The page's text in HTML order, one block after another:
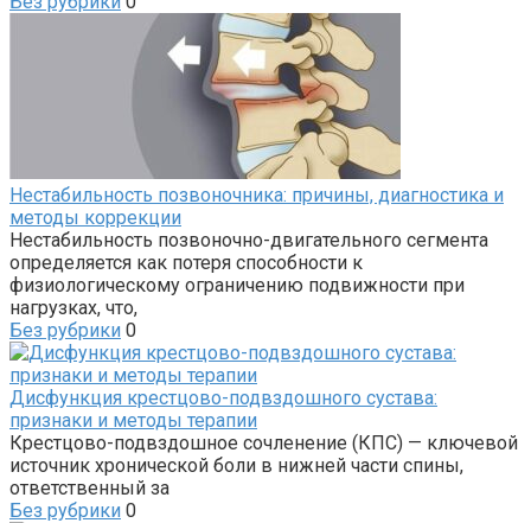
Нестабильность позвоночника: причины, диагностика и
методы коррекции
Нестабильность позвоночно-двигательного сегмента
определяется как потеря способности к
физиологическому ограничению подвижности при
нагрузках, что,
Без рубрики 0
Дисфункция крестцово-подвздошного сустава:
признаки и методы терапии
Крестцово-подвздошное сочленение (КПС) — ключевой
источник хронической боли в нижней части спины,
ответственный за
Без рубрики 0